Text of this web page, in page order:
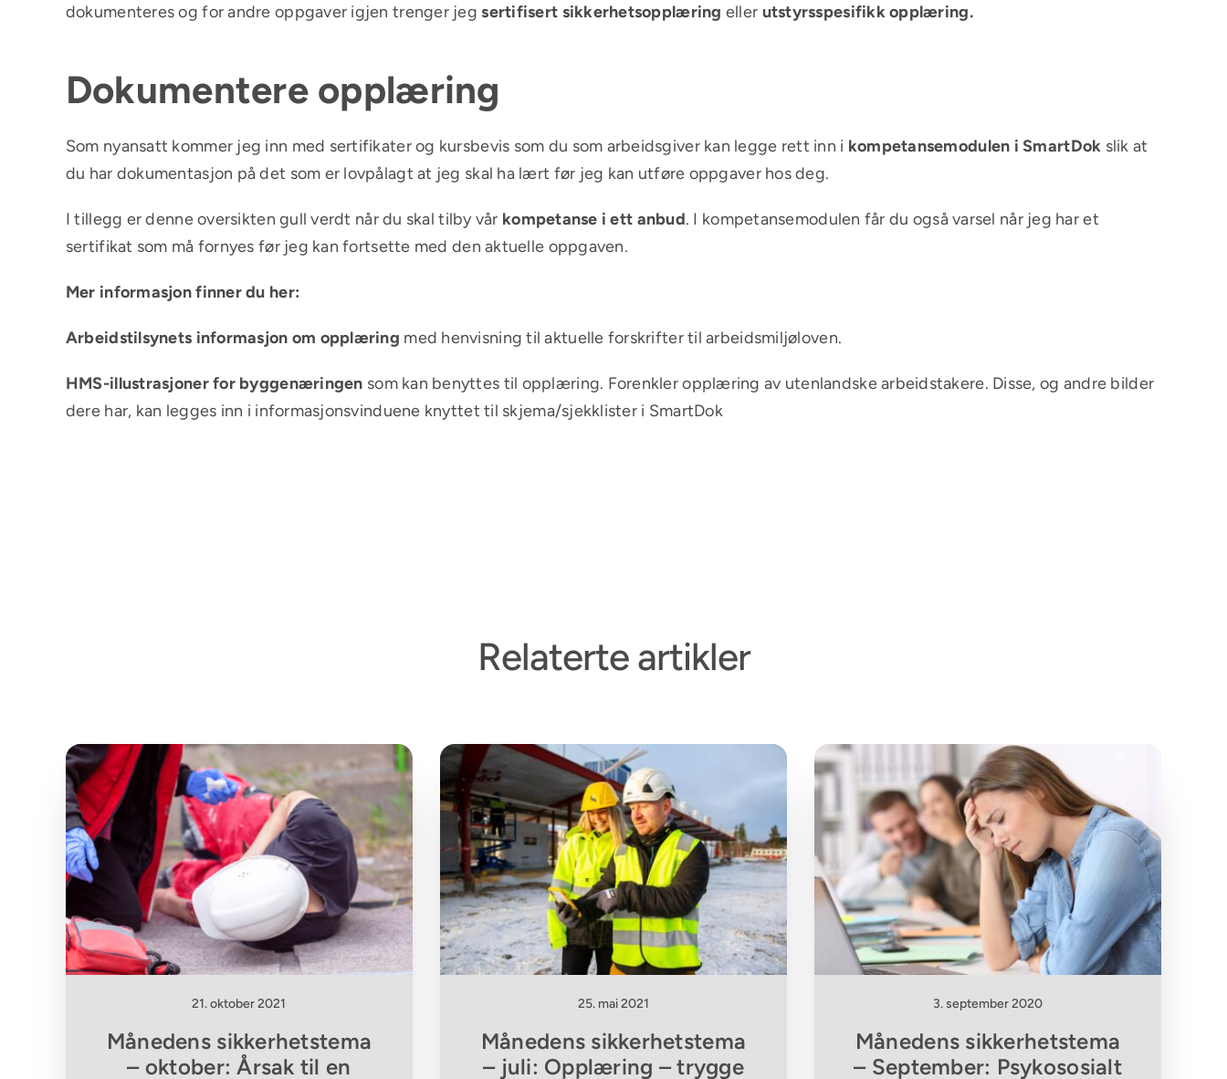
dokumenteres og for andre oppgaver igjen trenger jeg sertifisert sikkerhetsopplæring eller utstyrsspesifikk opplæring.
Dokumentere opplæring
Som nyansatt kommer jeg inn med sertifikater og kursbevis som du som arbeidsgiver kan legge rett inn i kompetansemodulen i SmartDok slik at
du har dokumentasjon på det som er lovpålagt at jeg skal ha lært før jeg kan utføre oppgaver hos deg.
I tillegg er denne oversikten gull verdt når du skal tilby vår kompetanse i ett anbud. I kompetansemodulen får du også varsel når jeg har et
sertifikat som må fornyes før jeg kan fortsette med den aktuelle oppgaven.
Mer informasjon finner du her:
Arbeidstilsynets informasjon om opplæring med henvisning til aktuelle forskrifter til arbeidsmiljøloven.
HMS-illustrasjoner for byggenæringen som kan benyttes til opplæring. Forenkler opplæring av utenlandske arbeidstakere. Disse, og andre bilder
dere har, kan legges inn i informasjonsvinduene knyttet til skjema/sjekklister i SmartDok
Relaterte artikler
21. oktober 2021
Månedens sikkerhetstema
– oktober: Årsak til en
25. mai 2021
Månedens sikkerhetstema
– juli: Opplæring – trygge
3. september 2020
Månedens sikkerhetstema
– September: Psykososialt